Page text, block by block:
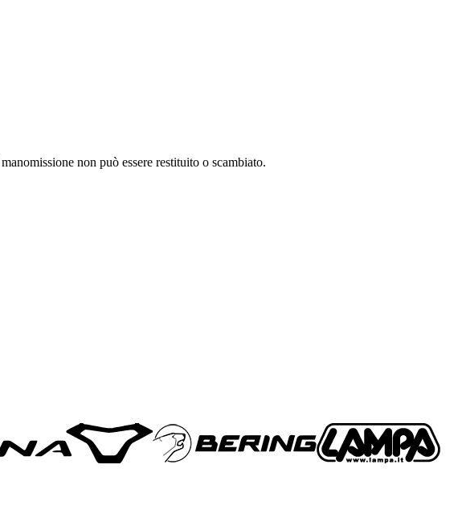
non può essere restituito o scambiato.